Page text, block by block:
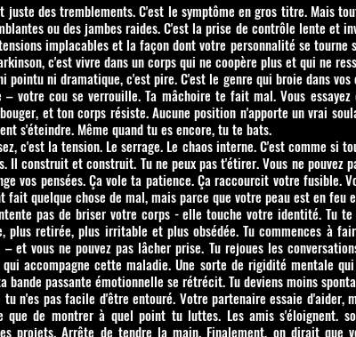
juste des tremblements. C'est le symptôme en gros titre. Mais
ou des jambes raides. C'est la prise de contrôle lente et
implacables et la façon dont votre personnalité se tourne
c'est vivre dans un corps qui ne coopère plus et qui ne
pointu ni dramatique, c'est pire. C'est le genre qui broie dans
votre cou se verrouille. Ta mâchoire te fait mal. Vous
et ton corps résiste. Aucune position n'apporte un vrai
s'éteindre. Même quand tu es encore, tu te bats.
c'est la tension. Le serrage. Le chaos interne. C'est comme si
Il construit et construit. Tu ne peux pas t'étirer. Vous ne pouvez
vos pensées. Ça vole ta patience. Ça raccourcit votre fusible.
fait quelque chose de mal, mais parce que votre peau est en feu
pas de briser votre corps - elle touche votre identité. Tu te
plus retirée, plus irritable et plus obsédée. Tu commences à
et vous ne pouvez pas lâcher prise. Tu rejoues les
accompagne cette maladie. Une sorte de rigidité mentale
bande passante émotionnelle se rétrécit. Tu deviens moins
n'es pas facile d'être entouré. Votre partenaire essaie d'aider,
de montrer à quel point tu luttes. Les amis s'éloignent.
projets. Arrête de tendre la main. Finalement, on dirait